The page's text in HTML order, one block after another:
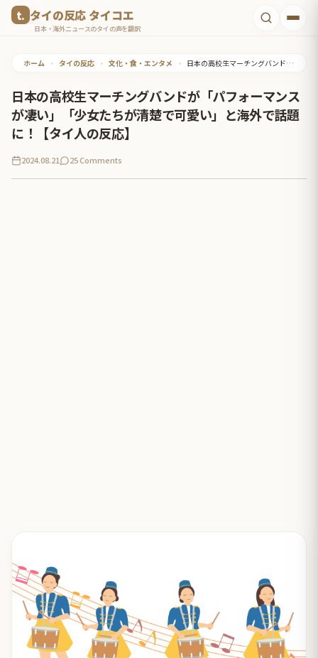
タイの反応 タイコエ
日本・海外ニュースのタイの声を翻訳
ホーム • タイの反応 • 文化・食・エンタメ • 日本の高校生マーチングバンドが「パフォーマンスが凄い」「少女たちが清楚で可愛い」と海外で話題に！【タイ人の反応】
日本の高校生マーチングバンドが「パフォーマンス
が凄い」「少女たちが清楚で可愛い」と海外で話題
に！【タイ人の反応】
2024.08.21 25 Comments